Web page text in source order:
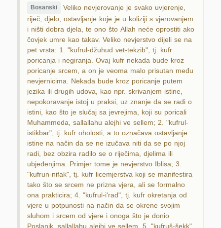
Bosanski Veliko nevjerovanje je svako uvjerenje,
riječ, djelo, ostavljanje koje je u koliziji s vjerovanjem
i ništi dobra djela, te ono što Allah neće oprostiti ako
čovjek umre kao takav. Veliko nevjerstvo dijeli se na
pet vrsta: 1. "kufrul-džuhud vet-tekzib", tj. kufr
poricanja i negiranja. Ovaj kufr nekada bude kroz
poricanje srcem, a on je veoma malo prisutan među
nevjernicima. Nekada bude kroz poricanje putem
jezika ili drugih udova, kao npr. skrivanjem istine,
nepokoravanje istoj u praksi, uz znanje da se radi o
istini, kao što je slučaj sa jevrejima, koji su poricali
Muhammeda, sallallahu alejhi ve sellem; 2. "kufrul-
istikbar", tj. kufr oholosti, a to označava ostavljanje
istine na način da se ne izučava niti da se po njoj
radi, bez obzira radilo se o riječima, djelima ili
ubjeđenjima. Primjer tome je nevjerstvo Iblisa; 3.
"kufrun-nifak", tj. kufr licemjerstva koji se manifestira
tako što se srcem ne prizna vjera, ali se formalno
ona prakticira; 4. "kufrul-i'rad", tj. kufr okretanja od
vjere u potpunosti na način da se okrene svojim
sluhom i srcem od vjere i onoga što je donio